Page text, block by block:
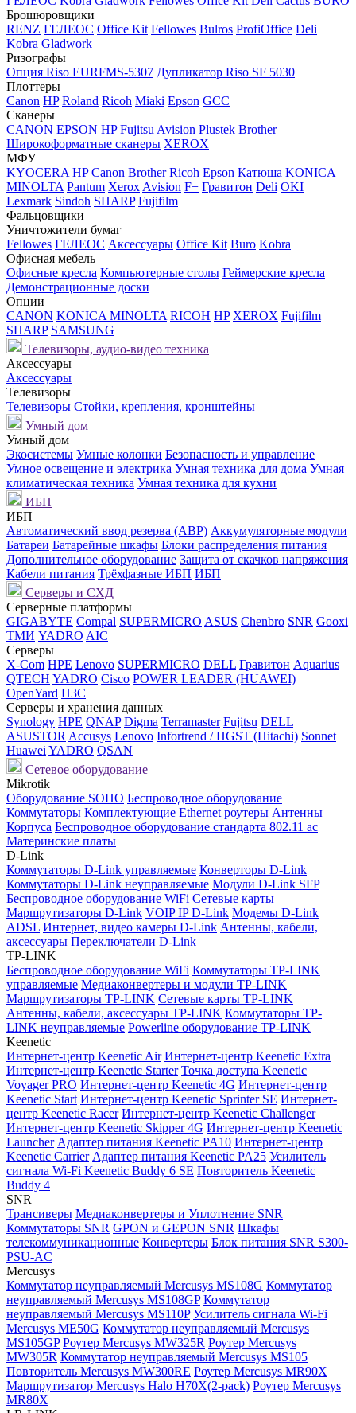
Брошюровщики
RENZ ГЕЛЕОС Office Kit Fellowes Bulros ProfiOffice Deli
Kobra Gladwork
Ризографы
Опция Riso EURFMS-5307 Дупликатор Riso SF 5030
Плоттеры
Canon HP Roland Ricoh Miaki Epson GCC
Сканеры
CANON EPSON HP Fujitsu Avision Plustek Brother
Широкоформатные сканеры XEROX
МФУ
KYOCERA HP Canon Brother Ricoh Epson Катюша KONICA
MINOLTA Pantum Xerox Avision F+ Гравитон Deli OKI
Lexmark Sindoh SHARP Fujifilm
Фальцовщики
Уничтожители бумаг
Fellowes ГЕЛЕОС Аксессуары Office Kit Buro Kobra
Офисная мебель
Офисные кресла Компьютерные столы Геймерские кресла
Демонстрационные доски
Опции
CANON KONICA MINOLTA RICOH HP XEROX Fujifilm
SHARP SAMSUNG
Телевизоры, аудио-видео техника
Аксессуары
Аксессуары
Телевизоры
Телевизоры Стойки, крепления, кронштейны
Умный дом
Умный дом
Экосистемы Умные колонки Безопасность и управление
Умное освещение и электрика Умная техника для дома Умная
климатическая техника Умная техника для кухни
ИБП
ИБП
Автоматический ввод резерва (АВР) Аккумуляторные модули
Батареи Батарейные шкафы Блоки распределения питания
Дополнительное оборудование Защита от скачков напряжения
Кабели питания Трёхфазные ИБП ИБП
Серверы и СХД
Серверные платформы
GIGABYTE Compal SUPERMICRO ASUS Chenbro SNR Gooxi
ТМИ YADRO AIC
Серверы
X-Com HPE Lenovo SUPERMICRO DELL Гравитон Aquarius
QTECH YADRO Cisco POWER LEADER (HUAWEI)
OpenYard H3C
Серверы и хранения данных
Synology HPE QNAP Digma Terramaster Fujitsu DELL
ASUSTOR Accusys Lenovo Infortrend / HGST (Hitachi) Sonnet
Huawei YADRO QSAN
Сетевое оборудование
Mikrotik
Оборудование SOHO Беспроводное оборудование
Коммутаторы Комплектующие Ethernet роутеры Антенны
Корпуса Беспроводное оборудование стандарта 802.11 ас
Материнские платы
D-Link
Коммутаторы D-Link управляемые Конверторы D-Link
Коммутаторы D-Link неуправляемые Модули D-Link SFP
Беспроводное оборудование WiFi Сетевые карты
Маршрутизаторы D-Link VOIP IP D-Link Модемы D-Link
ADSL Интернет, видео камеры D-Link Антенны, кабели,
аксессуары Переключатели D-Link
TP-LINK
Беспроводное оборудование WiFi Коммутаторы TP-LINK
управляемые Медиаконвертеры и модули TP-LINK
Маршрутизаторы TP-LINK Сетевые карты TP-LINK
Антенны, кабели, аксессуары TP-LINK Коммутаторы TP-
LINK неуправляемые Powerline оборудование TP-LINK
Keenetic
Интернет-центр Keenetic Air Интернет-центр Keenetic Extra
Интернет-центр Keenetic Starter Точка доступа Keenetic
Voyager PRO Интернет-центр Keenetic 4G Интернет-центр
Keenetic Start Интернет-центр Keenetic Sprinter SE Интернет-
центр Keenetic Racer Интернет-центр Keenetic Challenger
Интернет-центр Keenetic Skipper 4G Интернет-центр Keenetic
Launcher Адаптер питания Keenetic PA10 Интернет-центр
Keenetic Carrier Адаптер питания Keenetic PA25 Усилитель
сигнала Wi-Fi Keenetic Buddy 6 SE Повторитель Keenetic
Buddy 4
SNR
Трансиверы Медиаконвертеры и Уплотнение SNR
Коммутаторы SNR GPON и GEPON SNR Шкафы
телекоммуникационные Конвертеры Блок питания SNR S300-
PSU-AC
Mercusys
Коммутатор неуправляемый Mercusys MS108G Коммутатор
неуправляемый Mercusys MS108GP Коммутатор
неуправляемый Mercusys MS110P Усилитель сигнала Wi-Fi
Mercusys ME50G Коммутатор неуправляемый Mercusys
MS105GP Роутер Mercusys MW325R Роутер Mercusys
MW305R Коммутатор неуправляемый Mercusys MS105
Повторитель Mercusys MW300RE Роутер Mercusys MR90X
Маршрутизатор Mercusys Halo H70X(2-pack) Роутер Mercusys
MR80X